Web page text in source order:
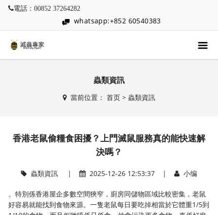
電話：00852 37264282
whatsapp:+852 60540383
蟲類資訊
當前位置： 首页> 蟲類資訊
香港老鼠偷糧食困擾？上門滅鼠服務真的能快速解
決嗎？
蟲類資訊| 2025-12-26 12:53:37 | 小编
。特別係香港屋企多數空間狹窄，廚房同儲物區域比較密集，老鼠
好容易就能找到食物來源。一隻老鼠每日要吃掉相當於它體重1/5到